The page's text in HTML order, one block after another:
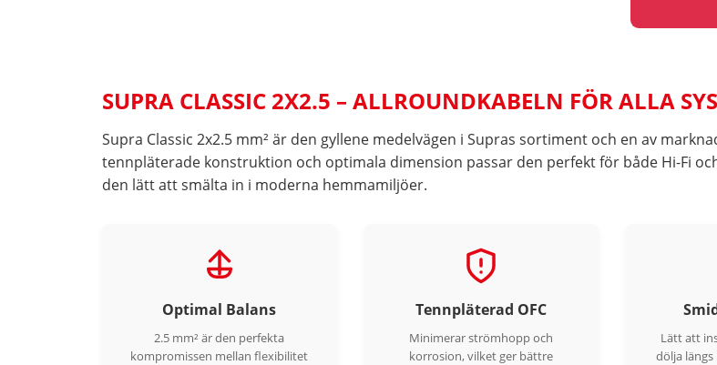
SUPRA CLASSIC 2X2.5 – ALLROUNDKABELN FÖR ALLA
Supra Classic 2x2.5 mm² är den gyllene medelvägen i Supras sortiment och en av
tennpläterade konstruktion och optimala dimension passar den perfekt för både Hi-Fi
den lätt att smälta in i moderna hemmamiljöer.
Optimal Balans
2.5 mm² är den perfekta
kompromissen mellan flexibilitet
Tennpläterad OFC
Minimerar strömhopp och
korrosion, vilket ger bättre
Lätt att
dölja